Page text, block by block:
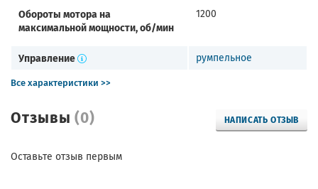
Отзывы(0) НАПИСАТЬ ОТЗЫВ
Оставьте отзыв первым
Обороты мотора на
максимальной мощности, об/мин
1200
Управление
румпельное
Все характеристики >>